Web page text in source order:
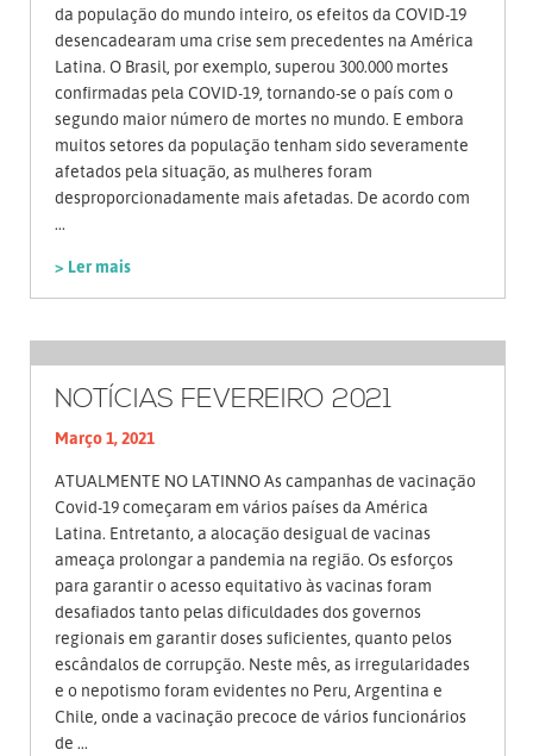
da população do mundo inteiro, os efeitos da COVID-19
desencadearam uma crise sem precedentes na América
Latina. O Brasil, por exemplo, superou 300.000 mortes
confirmadas pela COVID-19, tornando-se o país com o
segundo maior número de mortes no mundo. E embora
muitos setores da população tenham sido severamente
afetados pela situação, as mulheres foram
desproporcionadamente mais afetadas. De acordo com
...
> Ler mais
NOTÍCIAS FEVEREIRO 2021
Março 1, 2021
ATUALMENTE NO LATINNO As campanhas de vacinação
Covid-19 começaram em vários países da América
Latina. Entretanto, a alocação desigual de vacinas
ameaça prolongar a pandemia na região. Os esforços
para garantir o acesso equitativo às vacinas foram
desafiados tanto pelas dificuldades dos governos
regionais em garantir doses suficientes, quanto pelos
escândalos de corrupção. Neste mês, as irregularidades
e o nepotismo foram evidentes no Peru, Argentina e
Chile, onde a vacinação precoce de vários funcionários
de ...